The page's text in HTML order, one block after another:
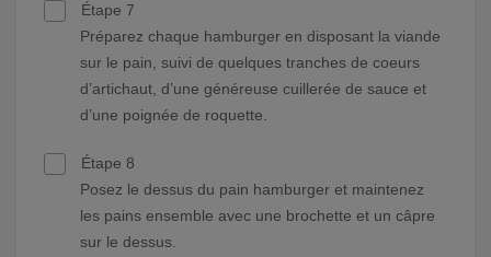
Étape 7
Préparez chaque hamburger en disposant la viande
sur le pain, suivi de quelques tranches de coeurs
d’artichaut, d’une généreuse cuillerée de sauce et
d’une poignée de roquette.
Étape 8
Posez le dessus du pain hamburger et maintenez
les pains ensemble avec une brochette et un câpre
sur le dessus.